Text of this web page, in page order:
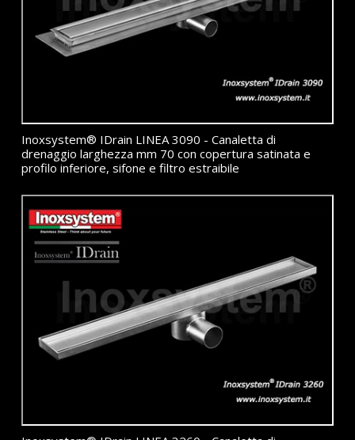
Inoxsystem® IDrain LINEA 3090 - Canaletta di
drenaggio larghezza mm 70 con copertura satinata e
profilo inferiore, sifone e filtro estraibile